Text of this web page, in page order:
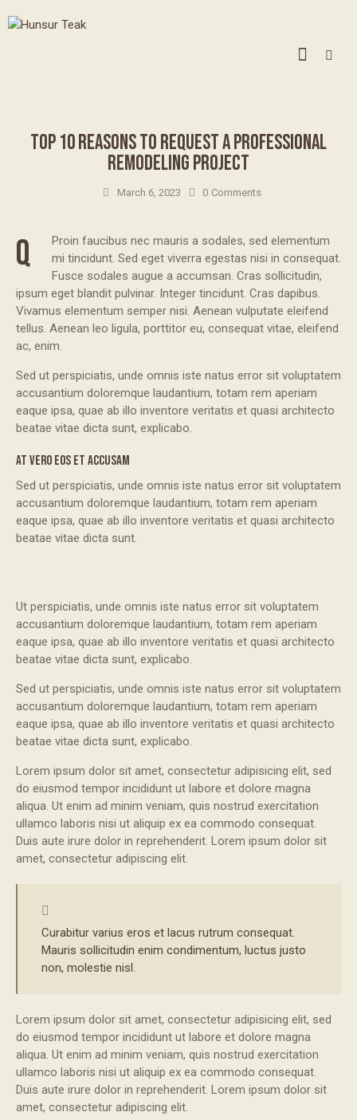
TOP 10 REASONS TO REQUEST A PROFESSIONAL
REMODELING PROJECT
March 6, 2023 0 Comments
Q
Proin faucibus nec mauris a sodales, sed elementum
mi tincidunt. Sed eget viverra egestas nisi in consequat.
Fusce sodales augue a accumsan. Cras sollicitudin,
ipsum eget blandit pulvinar. Integer tincidunt. Cras dapibus.
Vivamus elementum semper nisi. Aenean vulputate eleifend
tellus. Aenean leo ligula, porttitor eu, consequat vitae, eleifend
ac, enim.
Sed ut perspiciatis, unde omnis iste natus error sit voluptatem
accusantium doloremque laudantium, totam rem aperiam
eaque ipsa, quae ab illo inventore veritatis et quasi architecto
beatae vitae dicta sunt, explicabo.
AT VERO EOS ET ACCUSAM
Sed ut perspiciatis, unde omnis iste natus error sit voluptatem
accusantium doloremque laudantium, totam rem aperiam
eaque ipsa, quae ab illo inventore veritatis et quasi architecto
beatae vitae dicta sunt.
Ut perspiciatis, unde omnis iste natus error sit voluptatem
accusantium doloremque laudantium, totam rem aperiam
eaque ipsa, quae ab illo inventore veritatis et quasi architecto
beatae vitae dicta sunt, explicabo.
Sed ut perspiciatis, unde omnis iste natus error sit voluptatem
accusantium doloremque laudantium, totam rem aperiam
eaque ipsa, quae ab illo inventore veritatis et quasi architecto
beatae vitae dicta sunt, explicabo.
Lorem ipsum dolor sit amet, consectetur adipisicing elit, sed
do eiusmod tempor incididunt ut labore et dolore magna
aliqua. Ut enim ad minim veniam, quis nostrud exercitation
ullamco laboris nisi ut aliquip ex ea commodo consequat.
Duis aute irure dolor in reprehenderit. Lorem ipsum dolor sit
amet, consectetur adipiscing elit.
Curabitur varius eros et lacus rutrum consequat.
Mauris sollicitudin enim condimentum, luctus justo
non, molestie nisl.
Lorem ipsum dolor sit amet, consectetur adipisicing elit, sed
do eiusmod tempor incididunt ut labore et dolore magna
aliqua. Ut enim ad minim veniam, quis nostrud exercitation
ullamco laboris nisi ut aliquip ex ea commodo consequat.
Duis aute irure dolor in reprehenderit. Lorem ipsum dolor sit
amet, consectetur adipiscing elit.